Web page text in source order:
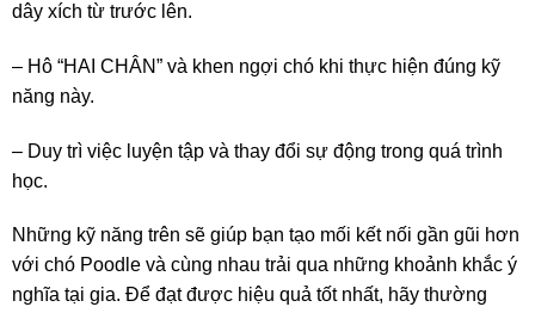
dây xích từ trước lên.
– Hô “HAI CHÂN” và khen ngợi chó khi thực hiện đúng kỹ
năng này.
– Duy trì việc luyện tập và thay đổi sự động trong quá trình
học.
Những kỹ năng trên sẽ giúp bạn tạo mối kết nối gần gũi hơn
với chó Poodle và cùng nhau trải qua những khoảnh khắc ý
nghĩa tại gia. Để đạt được hiệu quả tốt nhất, hãy thường